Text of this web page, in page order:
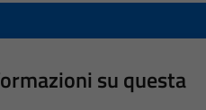
su questa